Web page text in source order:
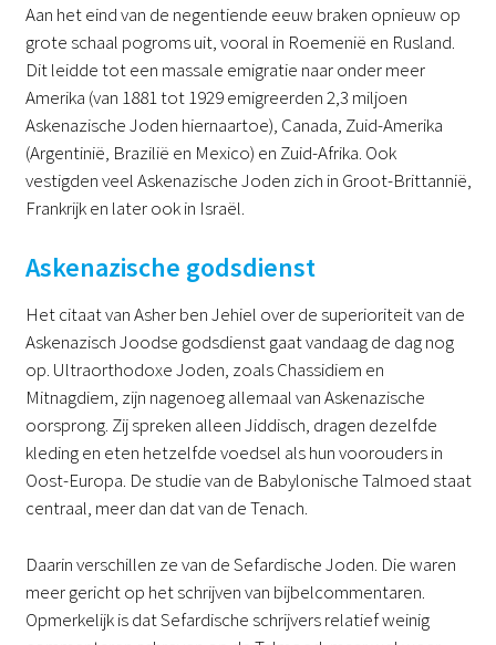
Aan het eind van de negentiende eeuw braken opnieuw op
grote schaal pogroms uit, vooral in Roemenië en Rusland.
Dit leidde tot een massale emigratie naar onder meer
Amerika (van 1881 tot 1929 emigreerden 2,3 miljoen
Askenazische Joden hiernaartoe), Canada, Zuid-Amerika
(Argentinië, Brazilië en Mexico) en Zuid-Afrika. Ook
vestigden veel Askenazische Joden zich in Groot-Brittannië,
Frankrijk en later ook in Israël.
Askenazische godsdienst
Het citaat van Asher ben Jehiel over de superioriteit van de
Askenazisch Joodse godsdienst gaat vandaag de dag nog
op. Ultraorthodoxe Joden, zoals Chassidiem en
Mitnagdiem, zijn nagenoeg allemaal van Askenazische
oorsprong. Zij spreken alleen Jiddisch, dragen dezelfde
kleding en eten hetzelfde voedsel als hun voorouders in
Oost-Europa. De studie van de Babylonische Talmoed staat
centraal, meer dan dat van de Tenach.
Daarin verschillen ze van de Sefardische Joden. Die waren
meer gericht op het schrijven van bijbelcommentaren.
Opmerkelijk is dat Sefardische schrijvers relatief weinig